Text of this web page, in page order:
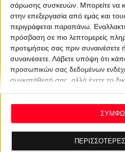
σάρωσης συσκευών. Μπορείτε να
στην επεξεργασία από εμάς και
περιγράφεται παραπάνω.
πρόσβαση σε πιο λεπτομερείς
προτιμήσεις σας πριν συναινέσετε
συναινέσετε. Λάβετε υπόψη ότι
προσωπικών σας δεδομένων
συγκατάθεσή σας, αλλά έχετε το
ανακαλέσετε τη συγκατάθεσή σας
επιστρέφοντας σε αυτόν τον
κουμπί "Απορρήτου" στο κάτω